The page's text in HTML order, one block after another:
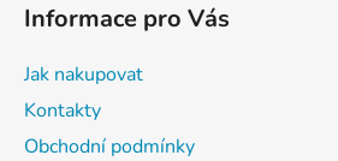
Informace pro Vás
Jak nakupovat
Kontakty
Obchodní podmínky